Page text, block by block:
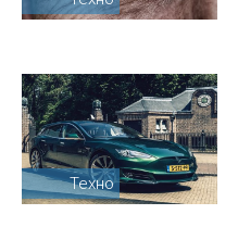
Техно